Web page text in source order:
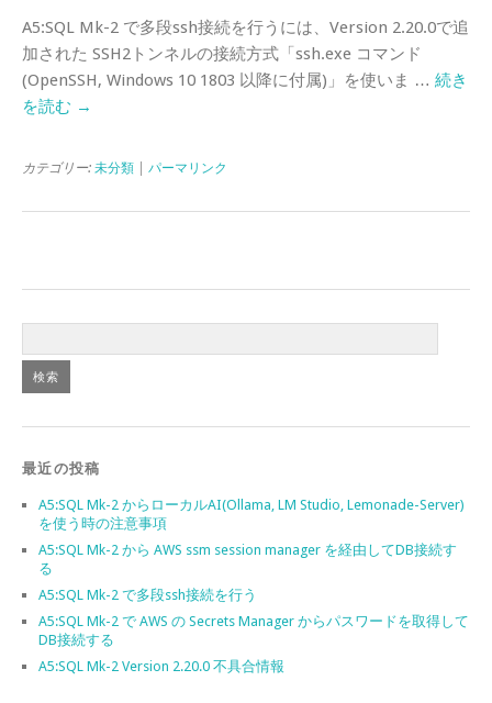
A5:SQL Mk-2 で多段ssh接続を行うには、Version 2.20.0で追
加された SSH2トンネルの接続方式「ssh.exe コマンド
(OpenSSH, Windows 10 1803 以降に付属)」を使いま … 続き
を読む →
カテゴリー: 未分類 パーマリンク
最近の投稿
A5:SQL Mk-2 からローカルAI(Ollama, LM Studio, Lemonade-Server)
を使う時の注意事項
A5:SQL Mk-2 から AWS ssm session manager を経由してDB接続す
る
A5:SQL Mk-2 で多段ssh接続を行う
A5:SQL Mk-2 で AWS の Secrets Manager からパスワードを取得して
DB接続する
A5:SQL Mk-2 Version 2.20.0 不具合情報